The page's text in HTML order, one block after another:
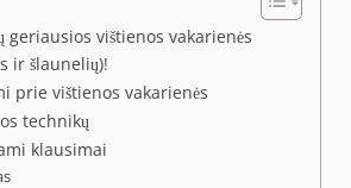
geriausios vištienos vakarienės
ir šlaunelių)!
prie vištienos vakarienės
technikų
klausimai